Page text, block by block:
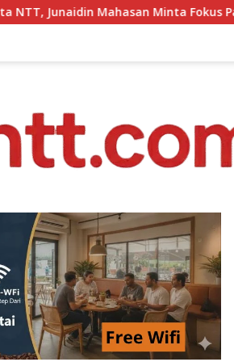
Minta Fokus Pada Penguatan